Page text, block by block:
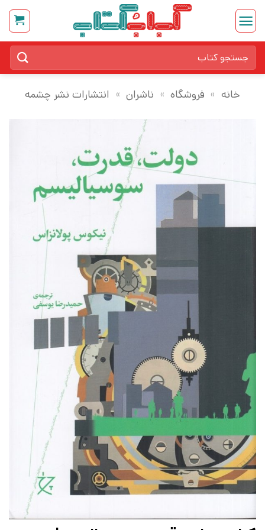
Skip
content
برای:
خانه » فروشگاه » ناشران » انتشارات نشر چشمه